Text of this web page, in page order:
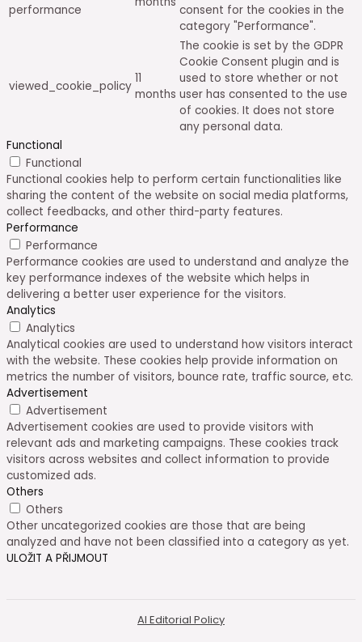
performance
consent for the cookies in the
category "Performance".
viewed_cookie_policy
11
months
The cookie is set by the GDPR
Cookie Consent plugin and is
used to store whether or not
user has consented to the use
of cookies. It does not store
any personal data.
Functional
Functional
Functional cookies help to perform certain functionalities like
sharing the content of the website on social media platforms,
collect feedbacks, and other third-party features.
Performance
Performance
Performance cookies are used to understand and analyze the
key performance indexes of the website which helps in
delivering a better user experience for the visitors.
Analytics
Analytics
Analytical cookies are used to understand how visitors interact
with the website. These cookies help provide information on
metrics the number of visitors, bounce rate, traffic source, etc.
Advertisement
Advertisement
Advertisement cookies are used to provide visitors with
relevant ads and marketing campaigns. These cookies track
visitors across websites and collect information to provide
customized ads.
Others
Others
Other uncategorized cookies are those that are being
analyzed and have not been classified into a category as yet.
ULOŽIT A PŘIJMOUT
AI Editorial Policy